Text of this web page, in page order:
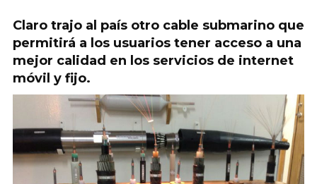
Claro trajo al país otro cable submarino que
permitirá a los usuarios tener acceso a una
mejor calidad en los servicios de internet
móvil y fijo.